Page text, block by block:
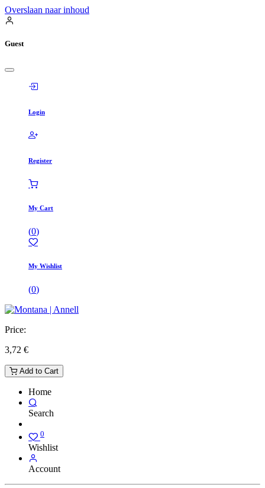
Overslaan naar inhoud
Guest
Login
Register
My Cart
(0)
My Wishlist
(0)
Price:
3,72 €
Add to Cart
Home
Search
0
Wishlist
Account